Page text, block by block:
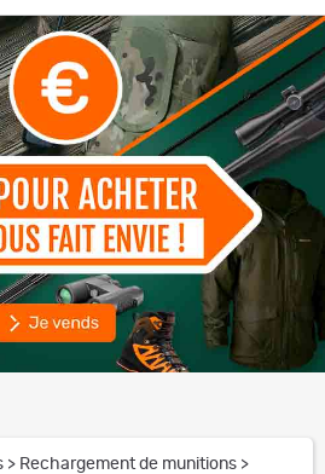
> Rechargement de munitions >